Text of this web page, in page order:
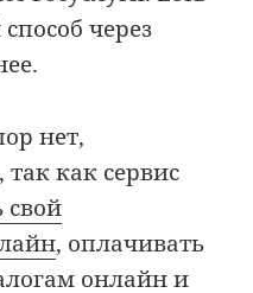
через
нет,
как сервис
свой
, оплачивать
онлайни